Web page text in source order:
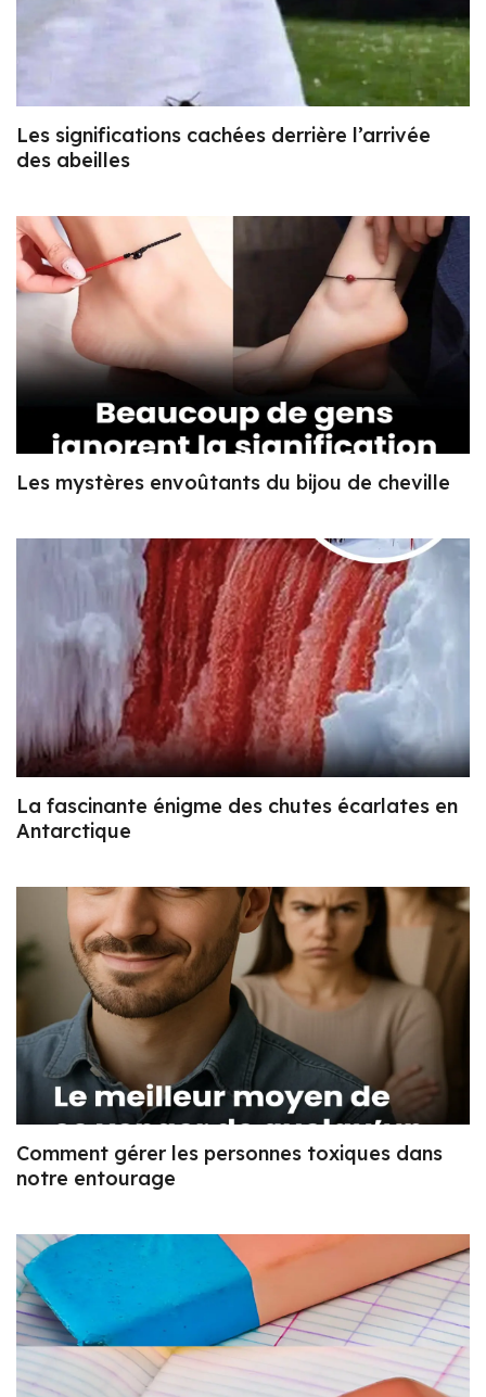
Les significations cachées derrière l’arrivée
des abeilles
Les mystères envoûtants du bijou de cheville
La fascinante énigme des chutes écarlates en
Antarctique
Comment gérer les personnes toxiques dans
notre entourage